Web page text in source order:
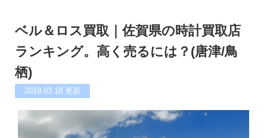
ベル＆ロス買取｜佐賀県の時計買取店
ランキング。高く売るには？(唐津/鳥
栖)
2019.03.18 更新